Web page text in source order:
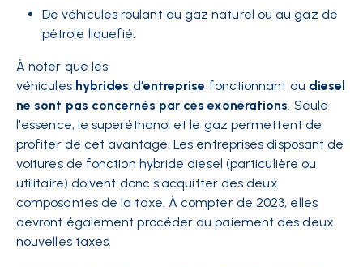
De véhicules roulant au gaz naturel ou au gaz de
pétrole liquéfié.
À noter que les
véhicules hybrides d'entreprise fonctionnant au diesel
ne sont pas concernés par ces exonérations. Seule
l'essence, le superéthanol et le gaz permettent de
profiter de cet avantage. Les entreprises disposant de
voitures de fonction hybride diesel (particulière ou
utilitaire) doivent donc s'acquitter des deux
composantes de la taxe. À compter de 2023, elles
devront également procéder au paiement des deux
nouvelles taxes.